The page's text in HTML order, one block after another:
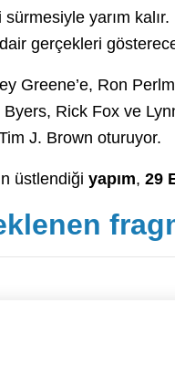
yarım
gerçekleri
Greene’e, Ron
Rick Fox ve
J. Brown oturuyor.
üstlendiği yapım, 29